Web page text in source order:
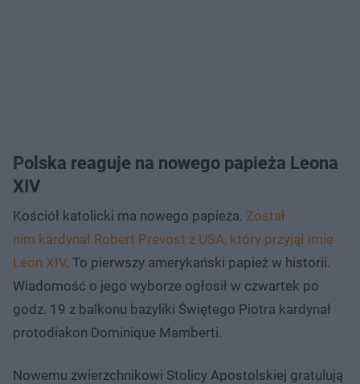
Polska reaguje na nowego papieża Leona
XIV
Kościół katolicki ma nowego papieża. Został
nim kardynał Robert Prevost z USA, który przyjął imię
Leon XIV. To pierwszy amerykański papież w historii.
Wiadomość o jego wyborze ogłosił w czwartek po
godz. 19 z balkonu bazyliki Świętego Piotra kardynał
protodiakon Dominique Mamberti.
Nowemu zwierzchnikowi Stolicy Apostolskiej gratulują